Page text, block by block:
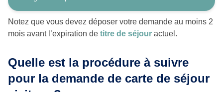
Notez que vous devez déposer votre demande au moins 2
mois avant l’expiration de titre de séjour actuel.
Quelle est la procédure à suivre
pour la demande de carte de séjour